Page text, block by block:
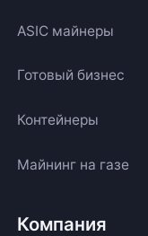
ASIC майнеры
Готовый бизнес
Контейнеры
Майнинг на газе
Компания